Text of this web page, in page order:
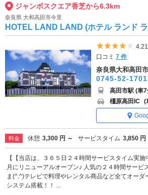
ジャンボスクエア香芝から6.3km
奈良県 大和高田市今里
HOTEL LAND LAND (ホテル ランド
5つ
4.21
口コミ7 件
奈良県大和高田
0745-52-1701
高田市駅 (車
橿原高田IC (
料金 休憩 3,300 円 ～ サービスタイム 3,850 円
【【当店は、３６５日２４時間サービスタイム実
月にリニューアルオープン♪ 人気の２４時間サービ
ま(^.^)テレビで料理やレンタル商品など全てオーダ
システム搭載！！ ...